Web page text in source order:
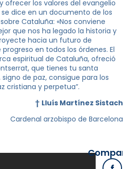
ofrecer los valores del evangelio
dice en un documento de los
Cataluña: «Nos conviene
que nos ha legado la historia y
hacia un futuro de
en todos los órdenes. El
espiritual de Cataluña, ofreció
que tienes tu santa
de paz, consigue para los
cristiana y perpetua”.
† Lluís Martínez Sistach
Cardenal arzobispo de Barcelona